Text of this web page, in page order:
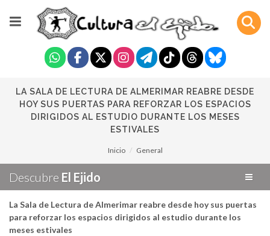
LA SALA DE LECTURA DE ALMERIMAR REABRE DESDE
HOY SUS PUERTAS PARA REFORZAR LOS ESPACIOS
DIRIGIDOS AL ESTUDIO DURANTE LOS MESES
ESTIVALES
Inicio General
Descubre El Ejido
La Sala de Lectura de Almerimar reabre desde hoy sus puertas
para reforzar los espacios dirigidos al estudio durante los
meses estivales